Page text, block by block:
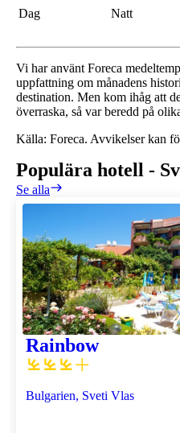
Dag Natt
Vi har använt Foreca
uppfattning om månadens
destination. Men kom ihåg att
överraska, så var beredd på
Källa: Foreca. Avvikelser kan
Populära hotell -
Se alla
Rainbow
Bulgarien, Sveti Vlas